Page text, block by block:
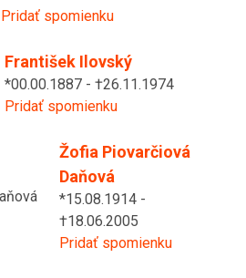
Pridať spomienku
František Ilovský
*00.00.1887 - †26.11.1974
Pridať spomienku
Žofia Piovarčiová
Daňová
*15.08.1914 -
†18.06.2005
Pridať spomienku